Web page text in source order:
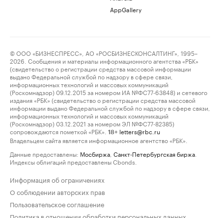
AppGallery
© ООО «БИЗНЕСПРЕСС», АО «РОСБИЗНЕСКОНСАЛТИНГ», 1995–
2026. Сообщения и материалы информационного агентства «РБК»
(свидетельство о регистрации средства массовой информации
выдано Федеральной службой по надзору в сфере связи,
информационных технологий и массовых коммуникаций
(Роскомнадзор) 09.12.2015 за номером ИА №ФС77-63848) и сетевого
издания «РБК» (свидетельство о регистрации средства массовой
информации выдано Федеральной службой по надзору в сфере связи,
информационных технологий и массовых коммуникаций
(Роскомнадзор) 03.12.2021 за номером ЭЛ №ФС77-82385)
сопровождаются пометкой «РБК».
18+ letters@rbc.ru
Владельцем сайта является информационное агентство «РБК».
Данные предоставлены: Мосбиржа Санкт-Петербургская биржа
Индексы облигаций предоставлены Cbonds.
Информация об ограничениях
О соблюдении авторских прав
Пользовательское соглашение
Политика в отношении обработки персональных данных